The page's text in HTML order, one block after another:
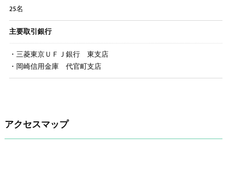
25名
主要取引銀行
・三菱東京ＵＦＪ銀行 東支店
・岡崎信用金庫 代官町支店
アクセスマップ